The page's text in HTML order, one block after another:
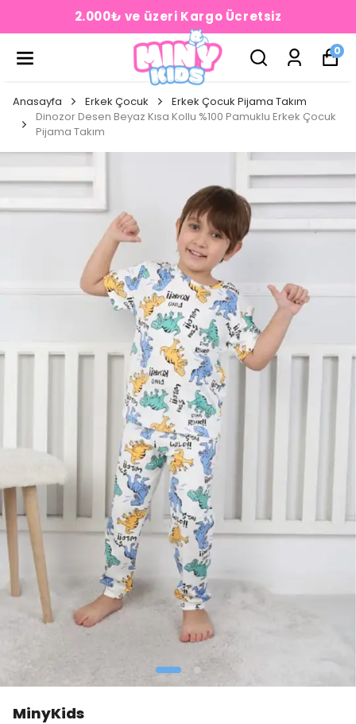
2.000₺ ve üzeri Kargo Ücretsiz
0
Anasayfa Erkek Çocuk
Erkek Çocuk Pijama Takım
Dinozor Desen Beyaz Kısa Kollu %100 Pamuklu Erkek Çocuk
Pijama Takım
MinyKids